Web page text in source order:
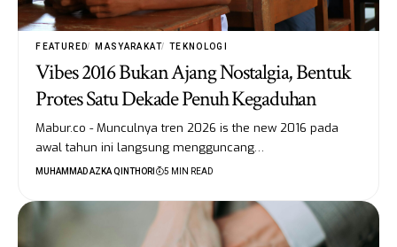
FEATURED MASYARAKAT TEKNOLOGI
Vibes 2016 Bukan Ajang Nostalgia, Bentuk
Protes Satu Dekade Penuh Kegaduhan
Mabur.co - Munculnya tren 2026 is the new 2016 pada
awal tahun ini langsung mengguncang…
MUHAMMAD AZKA QINTHORI 5 MIN READ